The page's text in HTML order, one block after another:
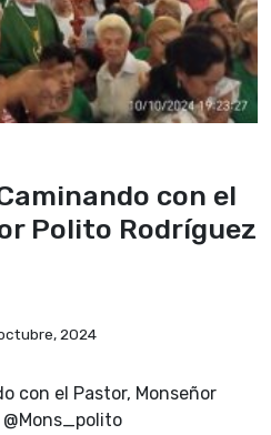
con el
Polito Rodríguez
octubre, 2024
con el Pastor, Monseñor